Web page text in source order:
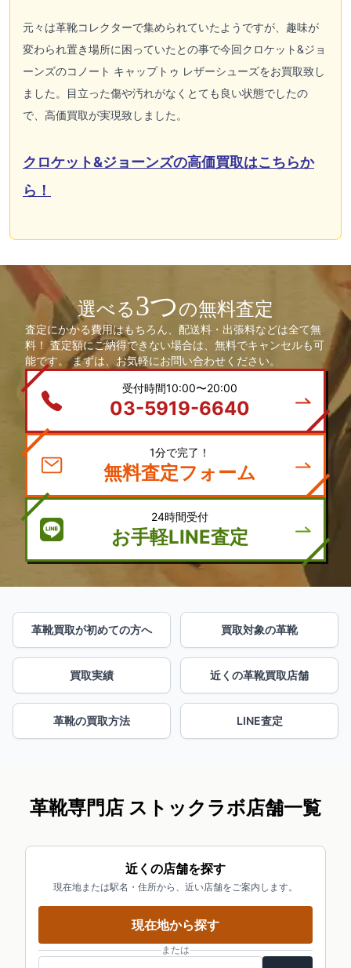
元々は革靴コレクターで集められていたようですが、趣味が
変わられ置き場所に困っていたとの事で今回クロケット&ジョ
ーンズのコノート キャップトゥ レザーシューズをお買取致し
ました。目立った傷や汚れがなくとても良い状態でしたの
で、高価買取が実現致しました。
クロケット&ジョーンズの高価買取はこちらか
ら！
選べる3つの無料査定
査定にかかる費用はもちろん、配送料・出張料などは全て無
料！ 査定額にご納得できない場合は、無料でキャンセルも可
能です。 まずは、お気軽にお問い合わせください。
受付時間10:00〜20:00
03-5919-6640
1分で完了！
無料査定フォーム
24時間受付
お手軽LINE査定
革靴買取が初めての方へ 買取対象の革靴
買取実績 近くの革靴買取店舗
革靴の買取方法 LINE査定
革靴専門店 ストックラボ店舗一覧
近くの店舗を探す
現在地または駅名・住所から、近い店舗をご案内します。
現在地から探す
または